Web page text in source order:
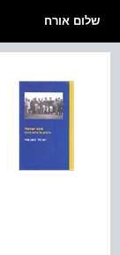
שלום אורח